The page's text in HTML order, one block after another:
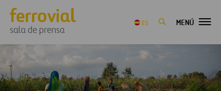
sala de prensa
ES MENÚ